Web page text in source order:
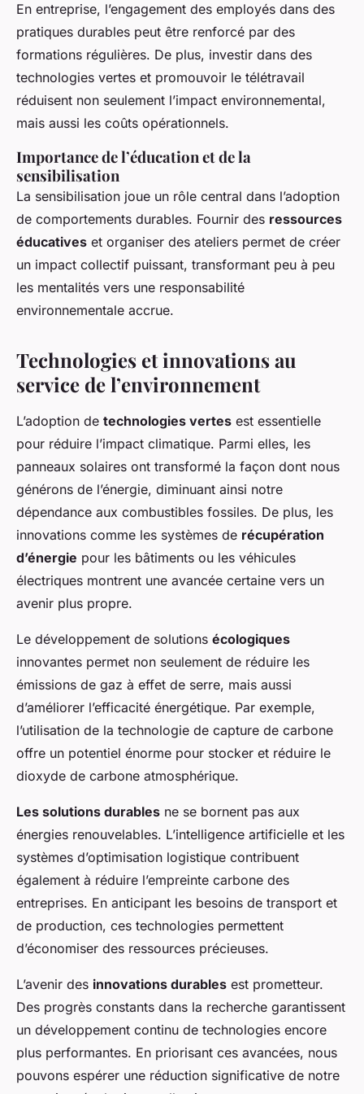
En entreprise, l’engagement des employés dans des
pratiques durables peut être renforcé par des
formations régulières. De plus, investir dans des
technologies vertes et promouvoir le télétravail
réduisent non seulement l’impact environnemental,
mais aussi les coûts opérationnels.
Importance de l’éducation et de la
sensibilisation
La sensibilisation joue un rôle central dans l’adoption
de comportements durables. Fournir des ressources
éducatives et organiser des ateliers permet de créer
un impact collectif puissant, transformant peu à peu
les mentalités vers une responsabilité
environnementale accrue.
Technologies et innovations au
service de l’environnement
L’adoption de technologies vertes est essentielle
pour réduire l’impact climatique. Parmi elles, les
panneaux solaires ont transformé la façon dont nous
générons de l’énergie, diminuant ainsi notre
dépendance aux combustibles fossiles. De plus, les
innovations comme les systèmes de récupération
d’énergie pour les bâtiments ou les véhicules
électriques montrent une avancée certaine vers un
avenir plus propre.
Le développement de solutions écologiques
innovantes permet non seulement de réduire les
émissions de gaz à effet de serre, mais aussi
d’améliorer l’efficacité énergétique. Par exemple,
l’utilisation de la technologie de capture de carbone
offre un potentiel énorme pour stocker et réduire le
dioxyde de carbone atmosphérique.
Les solutions durables ne se bornent pas aux
énergies renouvelables. L’intelligence artificielle et les
systèmes d’optimisation logistique contribuent
également à réduire l’empreinte carbone des
entreprises. En anticipant les besoins de transport et
de production, ces technologies permettent
d’économiser des ressources précieuses.
L’avenir des innovations durables est prometteur.
Des progrès constants dans la recherche garantissent
un développement continu de technologies encore
plus performantes. En priorisant ces avancées, nous
pouvons espérer une réduction significative de notre